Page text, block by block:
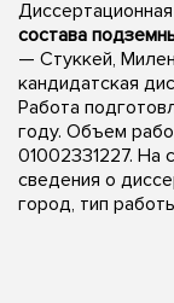
состава
— Стуккей,
кандидатская
Работа
году. Объем
01002331227. На
сведения о
город, тип